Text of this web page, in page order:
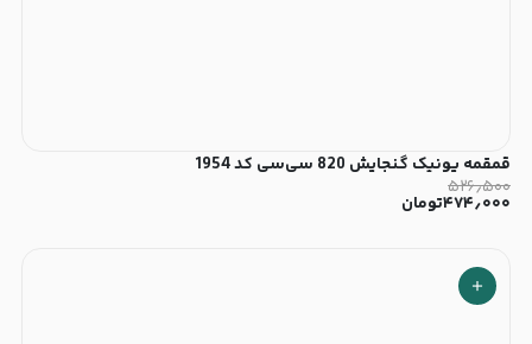
قمقمه یونیک گنجایش 820 سی‌سی کد 1954
۵۲۶٫۵۰۰
۴۷۴٫۰۰۰تومان